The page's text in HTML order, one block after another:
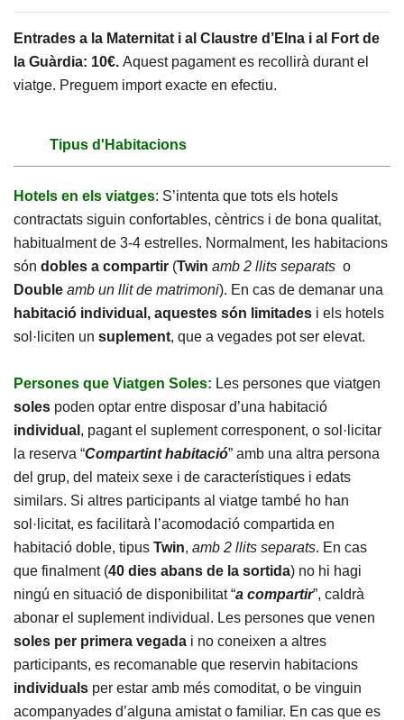
Entrades a la Maternitat i al Claustre d’Elna i al Fort de
la Guàrdia: 10€. Aquest pagament es recollirà durant el
viatge. Preguem import exacte en efectiu.
Tipus d'Habitacions
Hotels en els viatges: S’intenta que tots els hotels
contractats siguin confortables, cèntrics i de bona qualitat,
habitualment de 3-4 estrelles. Normalment, les habitacions
són dobles a compartir (Twin amb 2 llits separats o
Double amb un llit de matrimoni). En cas de demanar una
habitació individual, aquestes són limitades i els hotels
sol·liciten un suplement, que a vegades pot ser elevat.
Persones que Viatgen Soles: Les persones que viatgen
soles poden optar entre disposar d’una habitació
individual , pagant el suplement corresponent, o sol·licitar
la reserva “Compartint habitació” amb una altra persona
del grup, del mateix sexe i de característiques i edats
similars. Si altres participants al viatge també ho han
sol·licitat, es facilitarà l’acomodació compartida en
habitació doble, tipus Twin, amb 2 llits separats. En cas
que finalment (40 dies abans de la sortida) no hi hagi
ningú en situació de disponibilitat “a compartir”, caldrà
abonar el suplement individual. Les persones que venen
soles per primera vegada i no coneixen a altres
participants, es recomanable que reservin habitacions
individuals per estar amb més comoditat, o be vinguin
acompanyades d’alguna amistat o familiar. En cas que es